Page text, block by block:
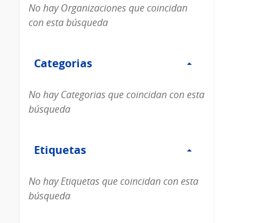
No hay Organizaciones que coincidan
con esta búsqueda
Categorias
Categorias
No hay Categorias que coincidan con esta
búsqueda
Etiquetas
Etiquetas
No hay Etiquetas que coincidan con esta
búsqueda